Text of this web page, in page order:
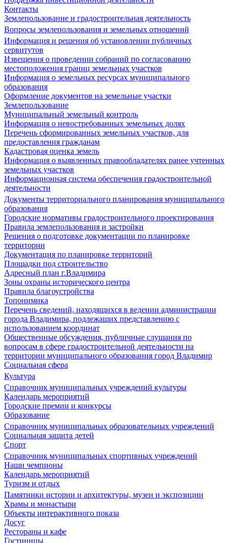
Контакты
Землепользование и градостроительная деятельность
Вопросы землепользования и земельных отношений
Информация и решения об установлении публичных
сервитутов
Извещения о проведении собраний по согласованию
местоположения границ земельных участков
Информация о земельных ресурсах муниципального
образования
Оформление документов на земельные участки
Землепользование
Муниципальный земельный контроль
Информация о невостребованных земельных долях
Перечень сформированных земельных участков, для
предоставления гражданам
Кадастровая оценка земель
Информация о выявленных правообладателях ранее учтенных
земельных участков
Информационная система обеспечения градостроительной
деятельности
Документы территориального планирования муниципального
образования
Городские нормативы градостроительного проектирования
Правила землепользования и застройки
Решения о подготовке документации по планировке
территории
Документация по планировке территорий
Площадки под строительство
Адресный план г.Владимира
Зоны охраны исторического центра
Правила благоустройства
Топонимика
Перечень сведений, находящихся в ведении администрации
города Владимира, подлежащих представлению с
использованием координат
Общественные обсуждения, публичные слушания по
вопросам в сфере градостроительной деятельности на
территории муниципального образования город Владимир
Социальная сфера
Культура
Справочник муниципальных учреждений культуры
Календарь мероприятий
Городские премии и конкурсы
Образование
Справочник муниципальных образовательных учреждений
Социальная защита детей
Спорт
Справочник муниципальных спортивных учреждений
Наши чемпионы
Календарь мероприятий
Туризм и отдых
Памятники истории и архитектуры, музеи и экспозиции
Храмы и монастыри
Объекты интерактивного показа
Досуг
Рестораны и кафе
Гостиницы